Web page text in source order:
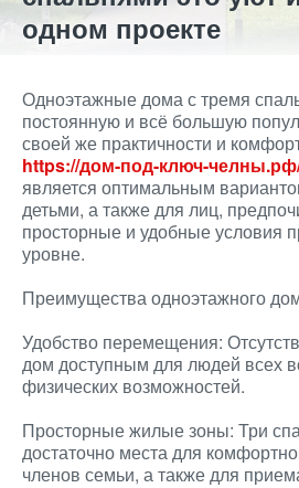
одном проекте
Одноэтажные дома с тремя
постоянную и всё большую
своей же практичности и
https://дом-под-ключ-
является оптимальным
детьми, а также для лиц,
просторные и удобные условия
уровне.
Преимущества одноэтажного
Удобство перемещения:
дом доступным для людей всех
физических возможностей.
Просторные жилые зоны: Три
достаточно места для
членов семьи, а также для